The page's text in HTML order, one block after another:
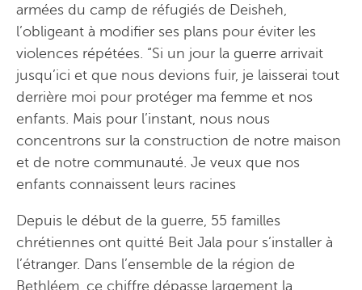
armées du camp de réfugiés de Deisheh,
l’obligeant à modifier ses plans pour éviter les
violences répétées. “Si un jour la guerre arrivait
jusqu’ici et que nous devions fuir, je laisserai tout
derrière moi pour protéger ma femme et nos
enfants. Mais pour l’instant, nous nous
concentrons sur la construction de notre maison
et de notre communauté. Je veux que nos
enfants connaissent leurs racines
Depuis le début de la guerre, 55 familles
chrétiennes ont quitté Beit Jala pour s’installer à
l’étranger. Dans l’ensemble de la région de
Bethléem, ce chiffre dépasse largement la